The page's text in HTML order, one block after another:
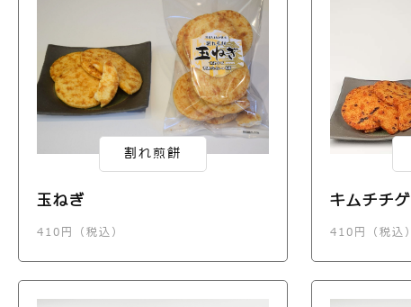
割れ煎餅
玉ねぎ
410円（税込）
キムチチゲ
410円（税込）